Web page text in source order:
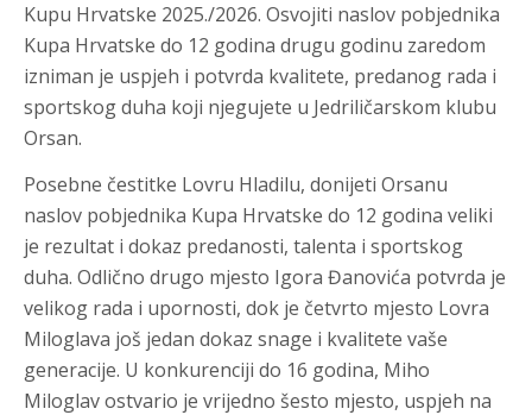
Kupu Hrvatske 2025./2026. Osvojiti naslov pobjednika
Kupa Hrvatske do 12 godina drugu godinu zaredom
izniman je uspjeh i potvrda kvalitete, predanog rada i
sportskog duha koji njegujete u Jedriličarskom klubu
Orsan.
Posebne čestitke Lovru Hladilu, donijeti Orsanu
naslov pobjednika Kupa Hrvatske do 12 godina veliki
je rezultat i dokaz predanosti, talenta i sportskog
duha. Odlično drugo mjesto Igora Đanovića potvrda je
velikog rada i upornosti, dok je četvrto mjesto Lovra
Miloglava još jedan dokaz snage i kvalitete vaše
generacije. U konkurenciji do 16 godina, Miho
Miloglav ostvario je vrijedno šesto mjesto, uspjeh na